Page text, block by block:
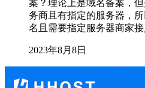
案？理论上是域名备案，
务商且有指定的服务器，
名且需要指定服务器商家
2023年8月8日